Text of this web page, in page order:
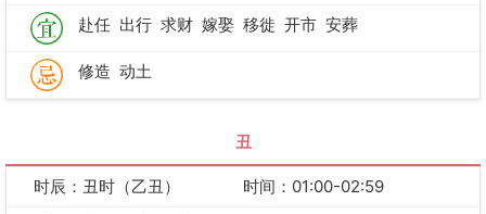
赴任 出行 求财 嫁娶 移徙 开市 安葬
修造 动土
丑
时辰：丑时（乙丑）
时间：01:00-02:59